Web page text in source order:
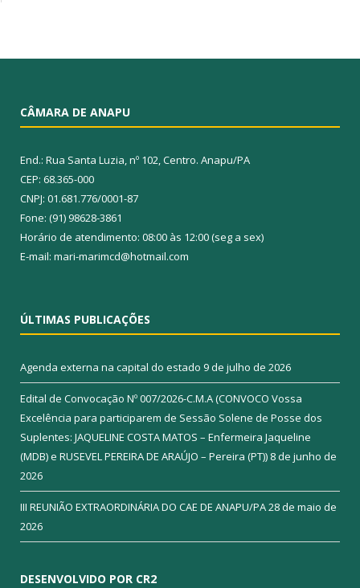
CÂMARA DE ANAPU
End.: Rua Santa Luzia, nº 102, Centro. Anapu/PA
CEP: 68.365-000
CNPJ: 01.681.776/0001-87
Fone: (91) 98628-3861
Horário de atendimento: 08:00 às 12:00 (seg a sex)
E-mail: mari-marimcd@hotmail.com
ÚLTIMAS PUBLICAÇÕES
Agenda externa na capital do estado 9 de julho de 2026
Edital de Convocação Nº 007/2026-C.M.A (CONVOCO Vossa
Excelência para participarem de Sessão Solene de Posse dos
Suplentes: JAQUELINE COSTA MATOS – Enfermeira Jaqueline
(MDB) e RUSEVEL PEREIRA DE ARAÚJO – Pereira (PT)) 8 de junho de
2026
III REUNIÃO EXTRAORDINÁRIA DO CAE DE ANAPU/PA28 de maio de
2026
DESENVOLVIDO POR CR2